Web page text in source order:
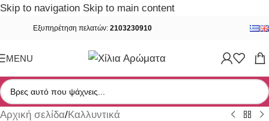
Skip to navigation Skip to main content
Εξυπηρέτηση πελατών: 2103230910
MENU
Αρχική σελίδα/Καλλυντικά